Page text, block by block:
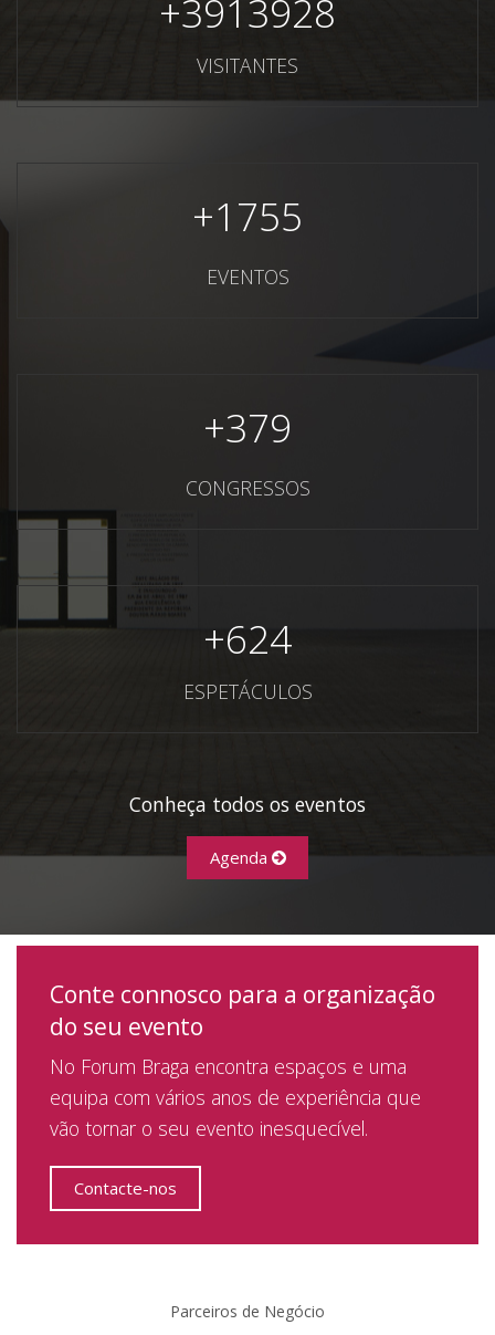
+3913928
VISITANTES
+1755
EVENTOS
+379
CONGRESSOS
+624
ESPETÁCULOS
Conheça todos os eventos
Agenda
Conte connosco para a organização
do seu evento
No Forum Braga encontra espaços e uma
equipa com vários anos de experiência que
vão tornar o seu evento inesquecível.
Contacte-nos
Parceiros de Negócio